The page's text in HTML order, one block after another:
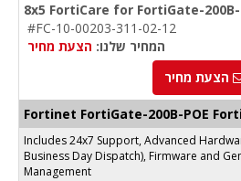
8x5 FortiCare for FortiGate-200B-
#FC-10-00203-311-02-12
המחיר שלנו: הצעת מחיר
הצעת מחיר
Fortinet FortiGate-200B-POE
Includes 24x7 Support, Advanced
Business Day Dispatch), Firmware and
Management